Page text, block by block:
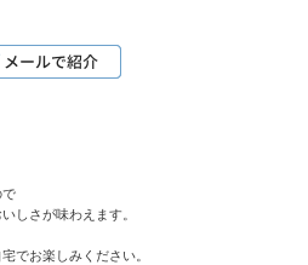
で
しさが味わえます。
でお楽しみください。